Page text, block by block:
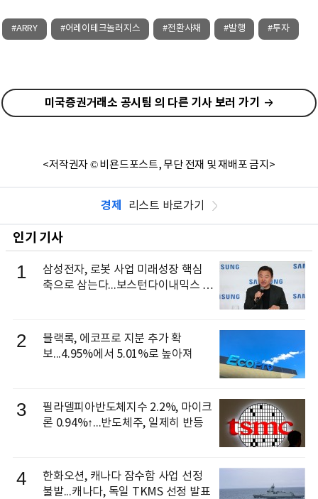
#ARRY #어레이테크놀러지스 #전환사채 #발행 #투자
미국증권거래소 공시팀 의 다른 기사 보러 가기
<저작권자 © 비욘드포스트, 무단 전재 및 재배포 금지>
경제 리스트 바로가기
인기 기사
1
삼성전자, 로봇 사업 미래성장 핵심
축으로 삼는다...보스턴다이내믹스 출
2
블랙록, 에코프로 지분 추가 확
보...4.95%에서 5.01%로 높아져
3
필라델피아반도체지수 2.2%, 마이크
론 0.94%↑...반도체주, 일제히 반등
4
한화오션, 캐나다 잠수함 사업 선정
불발...캐나다, 독일 TKMS 선정 발표